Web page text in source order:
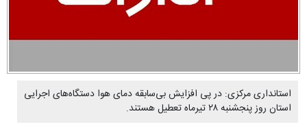
استانداری مرکزی: در پی افزایش بی‌سابقه دمای هوا دستگاه‌های اجرایی
استان روز پنجشنبه ۲۸ تیرماه تعطیل هستند.